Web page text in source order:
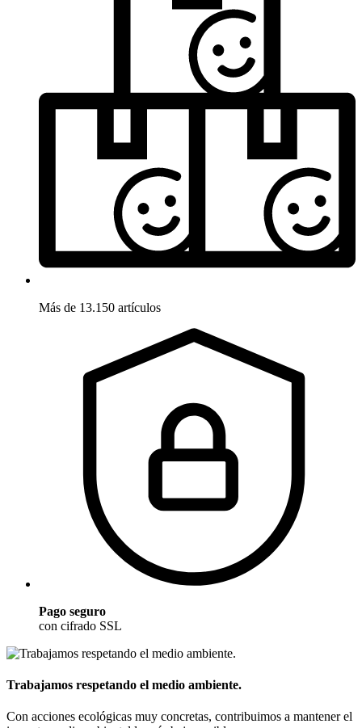
Más de 13.150 artículos
Pago seguro
con cifrado SSL
Trabajamos respetando el medio ambiente.
Con acciones ecológicas muy concretas, contribuimos a mantener el